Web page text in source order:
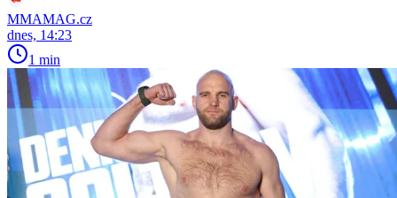
MMAMAG.cz
dnes, 14:23
1 min